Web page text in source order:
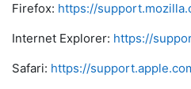
Firefox: https://
Internet Explorer: https://
Safari: https://